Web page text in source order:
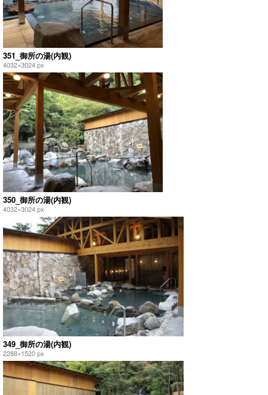
351_御所の湯(内観)
4032×3024 px
350_御所の湯(内観)
4032×3024 px
349_御所の湯(内観)
2288×1520 px